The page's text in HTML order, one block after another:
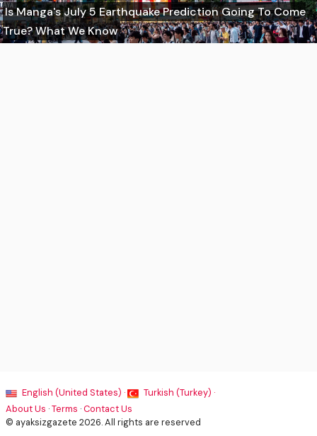
Is Manga's July 5 Earthquake Prediction Going To Come
True? What We Know
English (United States) ·
Turkish (Turkey) ·
About Us ·Terms ·Contact Us
© ayaksizgazete 2026. All rights are reserved